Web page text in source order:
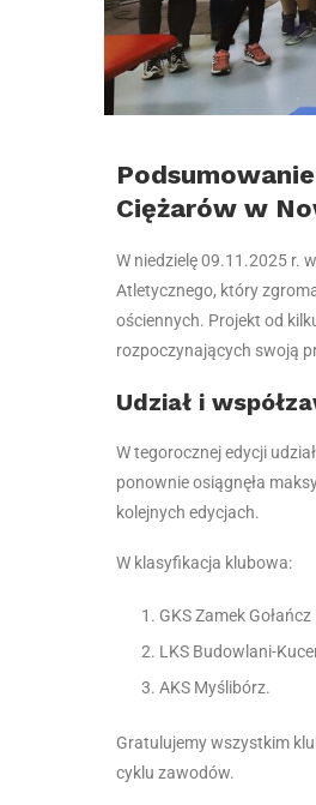
Ciężarów w
W niedzielę 09.11.2025 r.
Atletycznego, który
ościennych. Projekt od
rozpoczynających swoją
Udział i
W tegorocznej edycji
ponownie osiągnęła
kolejnych edycjach.
W klasyfikacja klubowa:
GKS Zamek Gołańcz
LKS Budowlani-
AKS Myślibórz.
Gratulujemy wszystkim
cyklu zawodów.